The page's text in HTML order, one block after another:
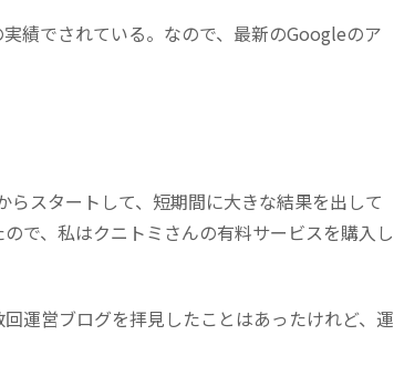
績でされている。なので、最新のGoogleのア
スタートして、短期間に大きな結果を出して
で、私はクニトミさんの有料サービスを購入し
運営ブログを拝見したことはあったけれど、運